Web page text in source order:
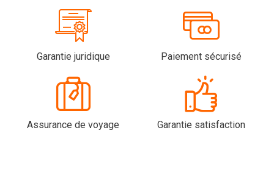
Garantie juridique Paiement sécurisé
Assurance de voyage Garantie satisfaction